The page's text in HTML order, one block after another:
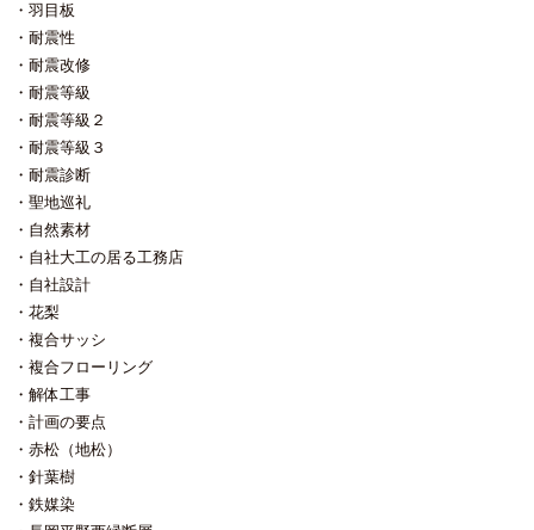
羽目板
耐震性
耐震改修
耐震等級
耐震等級２
耐震等級３
耐震診断
聖地巡礼
自然素材
自社大工の居る工務店
自社設計
花梨
複合サッシ
複合フローリング
解体工事
計画の要点
赤松（地松）
針葉樹
鉄媒染